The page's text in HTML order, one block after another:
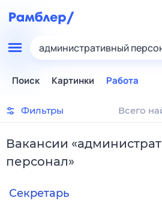
административный
Поиск Картинки Работа
Фильтры Всего
Вакансии «
персонал»
Секретарь